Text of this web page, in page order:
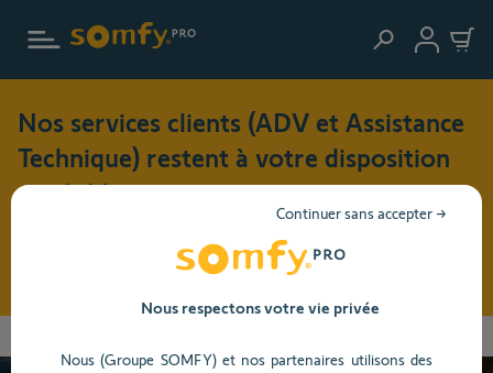
Nos services clients (ADV et Assistance
Technique) restent à votre disposition
cet été !
Pendant cette période de vacances (du 3 au 17 août 2026),
nos horaires d'ouverture seront modifiés : du lundi au jeudi
: 8h30 - 17h30 et le vendredi : 8h30 - 16h30
Nous respectons votre vie privée
Nous (Groupe SOMFY) et nos partenaires utilisons des
Continuer sans accepter →